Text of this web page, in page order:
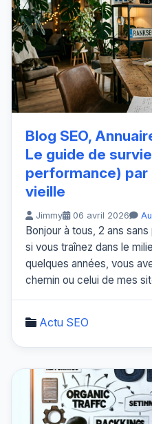
Blog SEO,
Le guide de
performance) par
vieille
Jimmy 06 avril 2026
Bonjour à tous, 2 ans
si vous traînez dans le
quelques années, vous
chemin ou celui de mes
Actu SEO